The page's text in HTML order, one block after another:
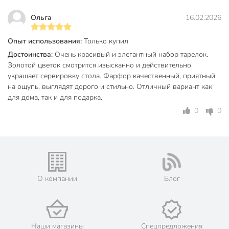
Часто спрашивают, можно ли мыть эти тарелки в
посудомоечной машине или использовать в
микроволновке. Для сохранения блеска золотой каймы
рекомендуется ручное мытьё. По сравнению с аналогами
из стекла или пластика, фарфор Lefard выглядит более
статусно и долговечен, что важно для подарков и торжеств.
Как использовать такие тарелки? Они подойдут для
сервировки на двоих, романтического ужина или как
премиальный декор, который подчеркнёт ваш вкус и
статус. Быстрая доставка и гарантия оригинальности
Можно ли мыть эти тарелки в посудомоечной машине?
Ольга 16.02.2026
Опыт использования: Только купил
Достоинства: Очень красивый и элегантный набор тарелок.
Золотой цветок смотрится изысканно и действительно
украшает сервировку стола. Фарфор качественный, приятный
на ощупь, выглядят дорого и стильно. Отличный вариант как
для дома, так и для подарка.
0
0
О компании Блог
Наши магазины Спецпредложения